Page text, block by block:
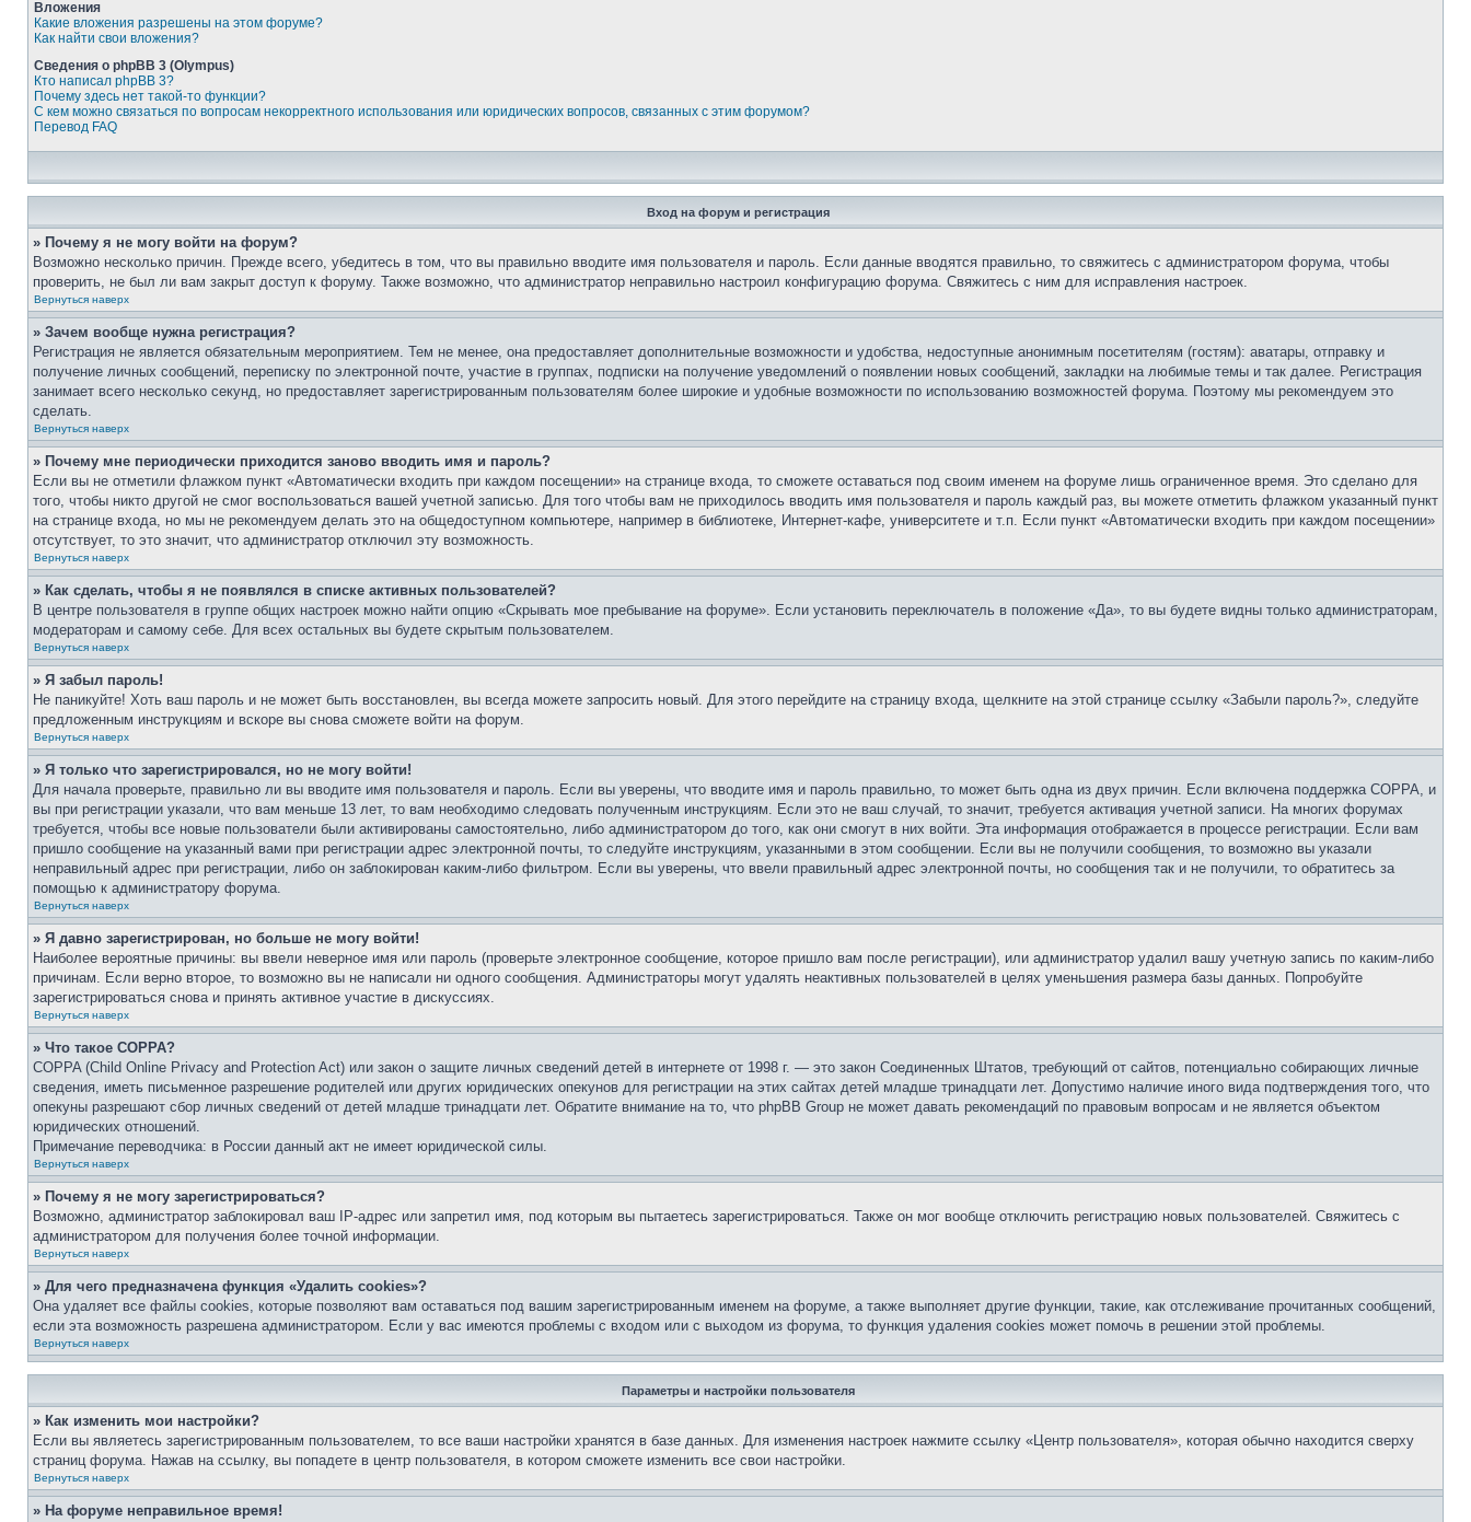
Вложения
Какие вложения разрешены на этом форуме?
Как найти свои вложения?
Сведения о phpBB 3 (Olympus)
Кто написал phpBB 3?
Почему здесь нет такой-то функции?
С кем можно связаться по вопросам некорректного использования или юридических вопросов, связанных с этим форумом?
Перевод FAQ
Вход на форум и регистрация
» Почему я не могу войти на форум?
Возможно несколько причин. Прежде всего, убедитесь в том, что вы правильно вводите имя пользователя и пароль. Если данные вводятся правильно, то свяжитесь с администратором форума, чтобы
проверить, не был ли вам закрыт доступ к форуму. Также возможно, что администратор неправильно настроил конфигурацию форума. Свяжитесь с ним для исправления настроек.
Вернуться наверх
» Зачем вообще нужна регистрация?
Регистрация не является обязательным мероприятием. Тем не менее, она предоставляет дополнительные возможности и удобства, недоступные анонимным посетителям (гостям): аватары, отправку и
получение личных сообщений, переписку по электронной почте, участие в группах, подписки на получение уведомлений о появлении новых сообщений, закладки на любимые темы и так далее. Регистрация
занимает всего несколько секунд, но предоставляет зарегистрированным пользователям более широкие и удобные возможности по использованию возможностей форума. Поэтому мы рекомендуем это
сделать.
Вернуться наверх
» Почему мне периодически приходится заново вводить имя и пароль?
Если вы не отметили флажком пункт «Автоматически входить при каждом посещении» на странице входа, то сможете оставаться под своим именем на форуме лишь ограниченное время. Это сделано для
того, чтобы никто другой не смог воспользоваться вашей учетной записью. Для того чтобы вам не приходилось вводить имя пользователя и пароль каждый раз, вы можете отметить флажком указанный пункт
на странице входа, но мы не рекомендуем делать это на общедоступном компьютере, например в библиотеке, Интернет-кафе, университете и т.п. Если пункт «Автоматически входить при каждом посещении»
отсутствует, то это значит, что администратор отключил эту возможность.
Вернуться наверх
» Как сделать, чтобы я не появлялся в списке активных пользователей?
В центре пользователя в группе общих настроек можно найти опцию «Скрывать мое пребывание на форуме». Если установить переключатель в положение «Да», то вы будете видны только администраторам,
модераторам и самому себе. Для всех остальных вы будете скрытым пользователем.
Вернуться наверх
» Я забыл пароль!
Не паникуйте! Хоть ваш пароль и не может быть восстановлен, вы всегда можете запросить новый. Для этого перейдите на страницу входа, щелкните на этой странице ссылку «Забыли пароль?», следуйте
предложенным инструкциям и вскоре вы снова сможете войти на форум.
Вернуться наверх
» Я только что зарегистрировался, но не могу войти!
Для начала проверьте, правильно ли вы вводите имя пользователя и пароль. Если вы уверены, что вводите имя и пароль правильно, то может быть одна из двух причин. Если включена поддержка COPPA, и
вы при регистрации указали, что вам меньше 13 лет, то вам необходимо следовать полученным инструкциям. Если это не ваш случай, то значит, требуется активация учетной записи. На многих форумах
требуется, чтобы все новые пользователи были активированы самостоятельно, либо администратором до того, как они смогут в них войти. Эта информация отображается в процессе регистрации. Если вам
пришло сообщение на указанный вами при регистрации адрес электронной почты, то следуйте инструкциям, указанными в этом сообщении. Если вы не получили сообщения, то возможно вы указали
неправильный адрес при регистрации, либо он заблокирован каким-либо фильтром. Если вы уверены, что ввели правильный адрес электронной почты, но сообщения так и не получили, то обратитесь за
помощью к администратору форума.
Вернуться наверх
» Я давно зарегистрирован, но больше не могу войти!
Наиболее вероятные причины: вы ввели неверное имя или пароль (проверьте электронное сообщение, которое пришло вам после регистрации), или администратор удалил вашу учетную запись по каким-либо
причинам. Если верно второе, то возможно вы не написали ни одного сообщения. Администраторы могут удалять неактивных пользователей в целях уменьшения размера базы данных. Попробуйте
зарегистрироваться снова и принять активное участие в дискуссиях.
Вернуться наверх
» Что такое COPPA?
COPPA (Child Online Privacy and Protection Act) или закон о защите личных сведений детей в интернете от 1998 г. — это закон Соединенных Штатов, требующий от сайтов, потенциально собирающих личные
сведения, иметь письменное разрешение родителей или других юридических опекунов для регистрации на этих сайтах детей младше тринадцати лет. Допустимо наличие иного вида подтверждения того, что
опекуны разрешают сбор личных сведений от детей младше тринадцати лет. Обратите внимание на то, что phpBB Group не может давать рекомендаций по правовым вопросам и не является объектом
юридических отношений.
Примечание переводчика: в России данный акт не имеет юридической силы.
Вернуться наверх
» Почему я не могу зарегистрироваться?
Возможно, администратор заблокировал ваш IP-адрес или запретил имя, под которым вы пытаетесь зарегистрироваться. Также он мог вообще отключить регистрацию новых пользователей. Свяжитесь с
администратором для получения более точной информации.
Вернуться наверх
» Для чего предназначена функция «Удалить cookies»?
Она удаляет все файлы cookies, которые позволяют вам оставаться под вашим зарегистрированным именем на форуме, а также выполняет другие функции, такие, как отслеживание прочитанных сообщений,
если эта возможность разрешена администратором. Если у вас имеются проблемы с входом или с выходом из форума, то функция удаления cookies может помочь в решении этой проблемы.
Вернуться наверх
Параметры и настройки пользователя
» Как изменить мои настройки?
Если вы являетесь зарегистрированным пользователем, то все ваши настройки хранятся в базе данных. Для изменения настроек нажмите ссылку «Центр пользователя», которая обычно находится сверху
страниц форума. Нажав на ссылку, вы попадете в центр пользователя, в котором сможете изменить все свои настройки.
Вернуться наверх
» На форуме неправильное время!